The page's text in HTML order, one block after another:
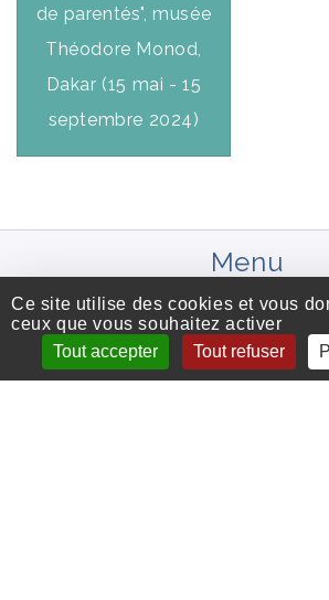
Ce site utilise des cookies et vous
ceux que vous souhaitez activer
Tout accepter
Tout refuser
de parentés", musée
Théodore Monod,
Dakar (15 mai - 15
septembre 2024)
Menu
EPHA
MEMBRES
PUBLICATIONS